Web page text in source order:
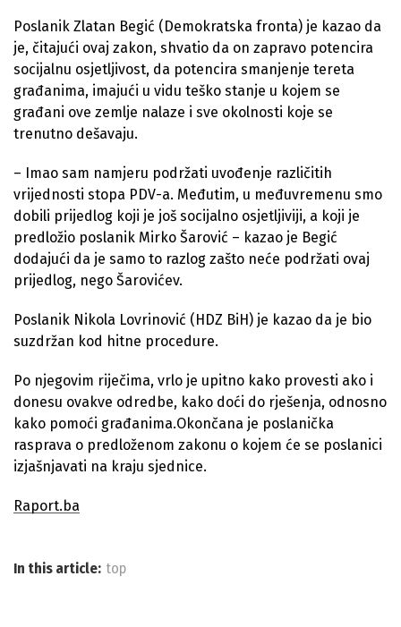
Poslanik Zlatan Begić (Demokratska fronta) je kazao da
je, čitajući ovaj zakon, shvatio da on zapravo potencira
socijalnu osjetljivost, da potencira smanjenje tereta
građanima, imajući u vidu teško stanje u kojem se
građani ove zemlje nalaze i sve okolnosti koje se
trenutno dešavaju.
– Imao sam namjeru podržati uvođenje različitih
vrijednosti stopa PDV-a. Međutim, u međuvremenu smo
dobili prijedlog koji je još socijalno osjetljiviji, a koji je
predložio poslanik Mirko Šarović – kazao je Begić
dodajući da je samo to razlog zašto neće podržati ovaj
prijedlog, nego Šarovićev.
Poslanik Nikola Lovrinović (HDZ BiH) je kazao da je bio
suzdržan kod hitne procedure.
Po njegovim riječima, vrlo je upitno kako provesti ako i
donesu ovakve odredbe, kako doći do rješenja, odnosno
kako pomoći građanima.Okončana je poslanička
rasprava o predloženom zakonu o kojem će se poslanici
izjašnjavati na kraju sjednice.
Raport.ba
In this article: top